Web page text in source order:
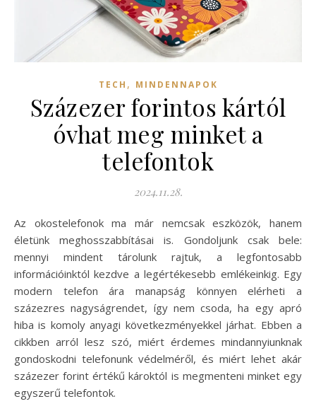
TECH , MINDENNAPOK
Százezer forintos kártól
óvhat meg minket a
telefontok
2024.11.28.
Az okostelefonok ma már nemcsak eszközök, hanem
életünk meghosszabbításai is. Gondoljunk csak bele:
mennyi mindent tárolunk rajtuk, a legfontosabb
információinktól kezdve a legértékesebb emlékeinkig. Egy
modern telefon ára manapság könnyen elérheti a
százezres nagyságrendet, így nem csoda, ha egy apró
hiba is komoly anyagi következményekkel járhat. Ebben a
cikkben arról lesz szó, miért érdemes mindannyiunknak
gondoskodni telefonunk védelméről, és miért lehet akár
százezer forint értékű károktól is megmenteni minket egy
egyszerű telefontok.